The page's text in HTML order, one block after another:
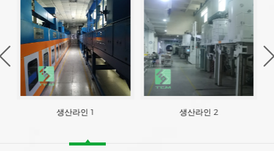
생산라인 1 생산라인 2